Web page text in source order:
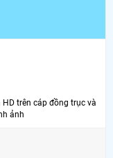
trên cáp đồng trục và
ảnh